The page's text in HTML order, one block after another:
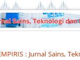
: Jurnal Sains,